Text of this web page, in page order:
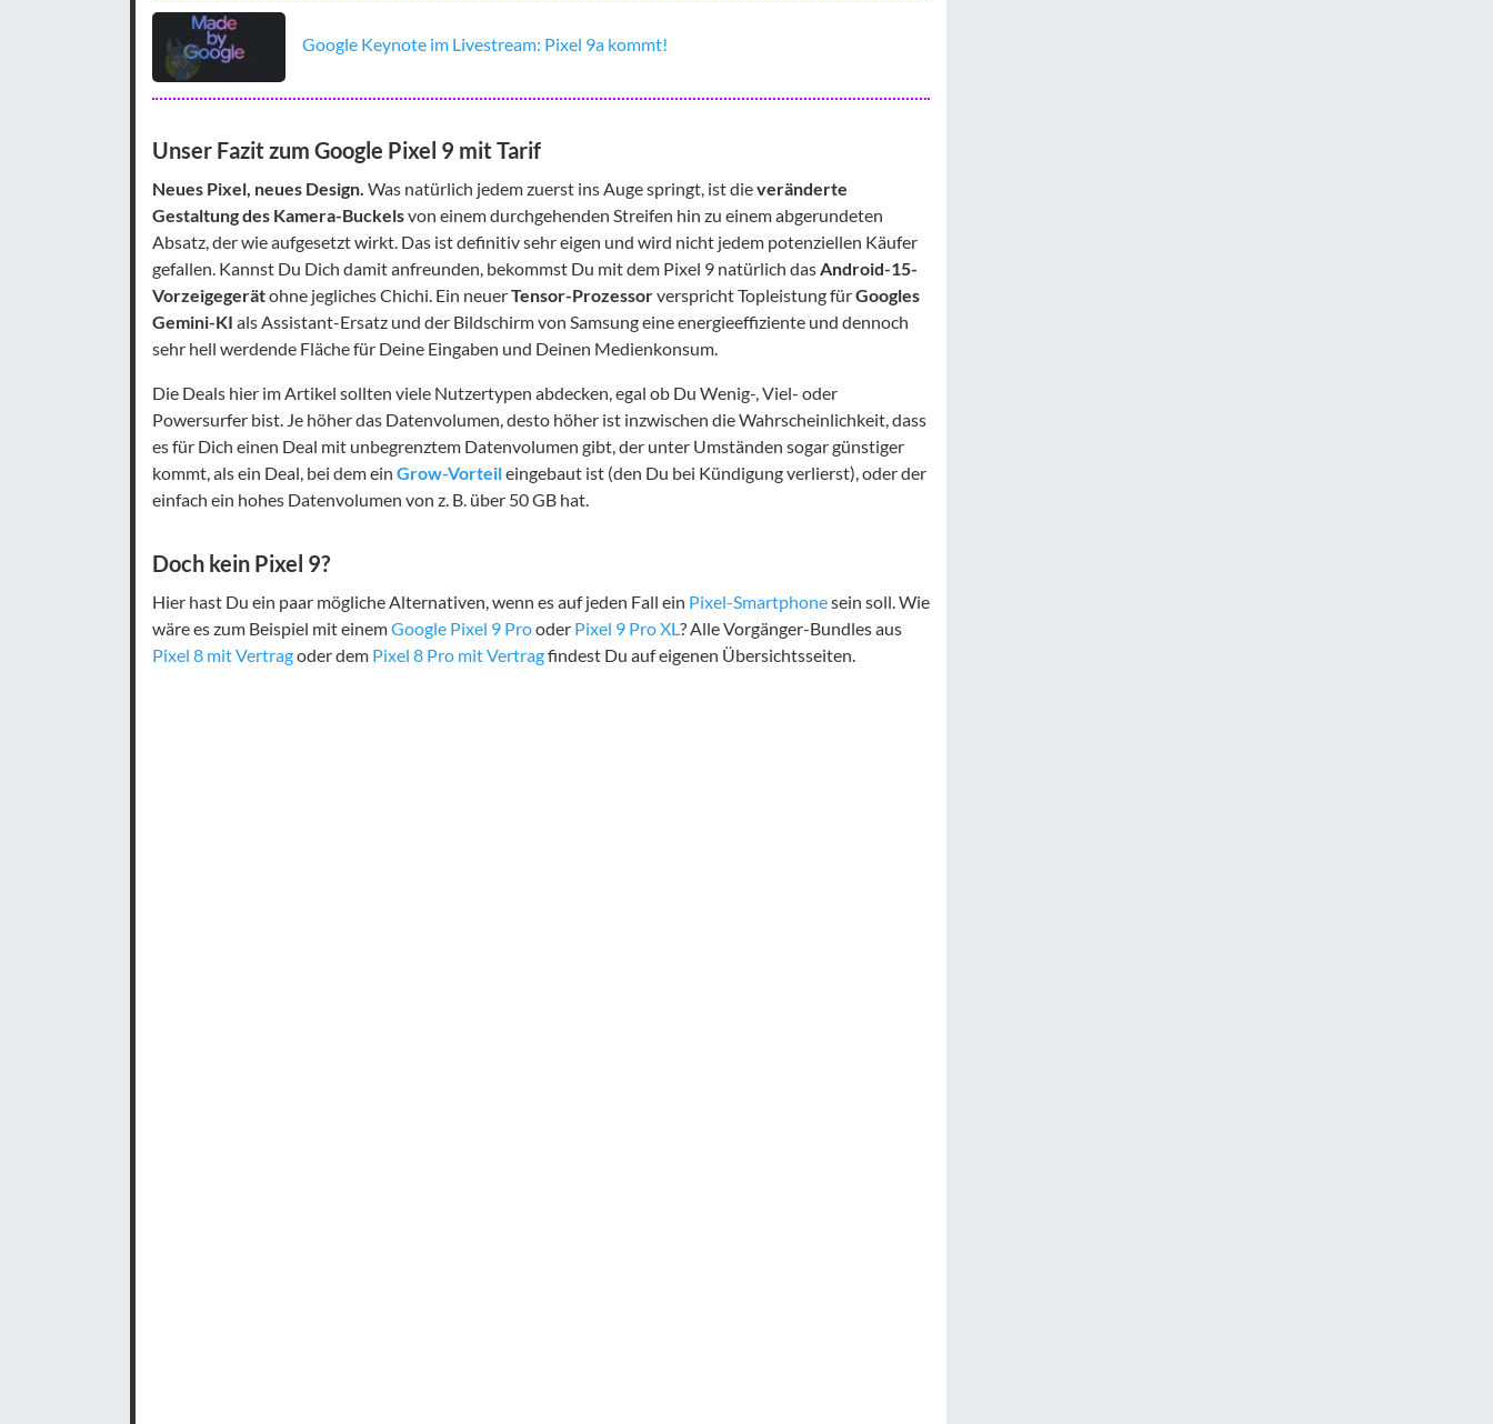
Google Keynote im Livestream: Pixel 9a kommt!
Unser Fazit zum Google Pixel 9 mit Tarif
Neues Pixel, neues Design. Was natürlich jedem zuerst ins Auge springt, ist dieveränderte
Gestaltung des Kamera-Buckelsvon einem durchgehenden Streifen hin zu einem abgerundeten
Absatz, der wie aufgesetzt wirkt. Das ist definitiv sehr eigen und wird nicht jedem potenziellen Käufer
gefallen. Kannst Du Dich damit anfreunden, bekommst Du mit dem Pixel 9 natürlich dasAndroid-15-
Vorzeigegerätohne jegliches Chichi. Ein neuerTensor-Prozessorverspricht Topleistung fürGoogles
Gemini-KI als Assistant-Ersatz und der Bildschirm von Samsung eine energieeffiziente und dennoch
sehr hell werdende Fläche für Deine Eingaben und Deinen Medienkonsum.
Die Deals hier im Artikel sollten viele Nutzertypen abdecken, egal ob Du Wenig-, Viel- oder
Powersurfer bist. Je höher das Datenvolumen, desto höher ist inzwischen die Wahrscheinlichkeit, dass
es für Dich einen Deal mit unbegrenztem Datenvolumen gibt, der unter Umständen sogar günstiger
kommt, als ein Deal, bei dem ein Grow-Vorteileingebaut ist (den Du bei Kündigung verlierst), oder der
einfach ein hohes Datenvolumen von z. B. über 50 GB hat.
Doch kein Pixel 9?
Hier hast Du ein paar mögliche Alternativen, wenn es auf jeden Fall ein Pixel-Smartphonesein soll. Wie
wäre es zum Beispiel mit einemGoogle Pixel 9 Prooder Pixel 9 Pro XL? Alle Vorgänger-Bundles aus
Pixel 8 mit Vertragoder dem Pixel 8 Pro mit Vertragfindest Du auf eigenen Übersichtsseiten.